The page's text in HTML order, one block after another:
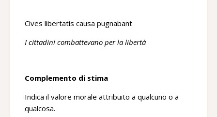
Cives libertatis causa pugnabant
I cittadini combattevano per la libertà
Complemento di stima
Indica il valore morale attribuito a qualcuno o a
qualcosa.